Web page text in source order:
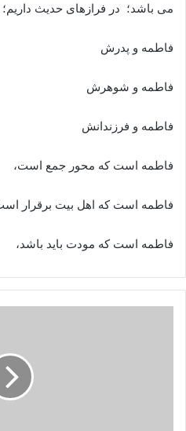
می باشد؛ در فرازهای حدیث داریم؛
فاطمه و پدرش
فاطمه و شوهرش
فاطمه و فرزندانش
فاطمه است که محور جمع است،
فاطمه است که اهل بیت برقرار
فاطمه است که مودت باید باشد،